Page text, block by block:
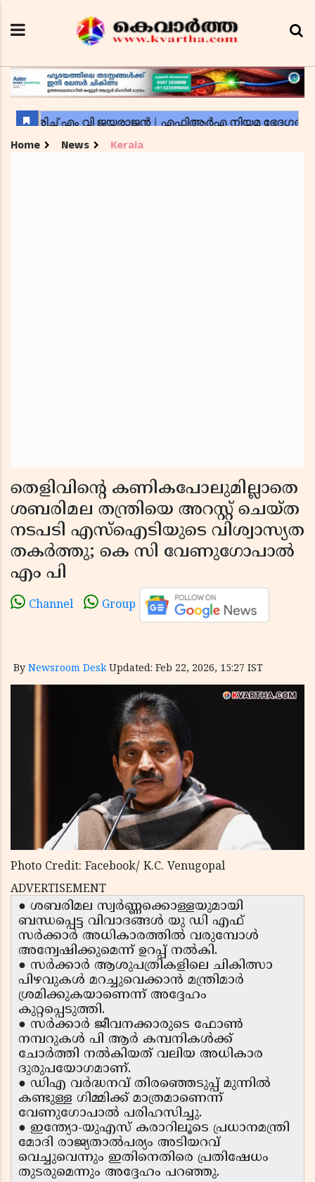
Home News Kerala
തെളിവിന്റെ കണികപോലുമില്ലാതെ
ശബരിമല തന്ത്രിയെ അറസ്റ്റ് ചെയ്ത
നടപടി എസ്‌ഐടിയുടെ വിശ്വാസ്യത
തകർത്തു; കെ സി വേണുഗോപാൽ
എം പി
Channel Group
By Newsroom Desk Updated: Feb 22, 2026, 15:27 IST
Photo Credit: Facebook/ K.C. Venugopal
ADVERTISEMENT
● ശബരിമല സ്വർണ്ണക്കൊള്ളയുമായി
ബന്ധപ്പെട്ട വിവാദങ്ങൾ യു ഡി എഫ്
സർക്കാർ അധികാരത്തിൽ വരുമ്പോൾ
അന്വേഷിക്കുമെന്ന് ഉറപ്പ് നൽകി.
● സർക്കാർ ആശുപത്രികളിലെ ചികിത്സാ
പിഴവുകൾ മറച്ചുവെക്കാൻ മന്ത്രിമാർ
ശ്രമിക്കുകയാണെന്ന് അദ്ദേഹം
കുറ്റപ്പെടുത്തി.
● സർക്കാർ ജീവനക്കാരുടെ ഫോൺ
നമ്പറുകൾ പി ആർ കമ്പനികൾക്ക്
ചോർത്തി നൽകിയത് വലിയ അധികാര
ദുരുപയോഗമാണ്.
● ഡിഎ വർദ്ധനവ് തിരഞ്ഞെടുപ്പ് മുന്നിൽ
കണ്ടുള്ള ഗിമ്മിക്ക് മാത്രമാണെന്ന്
വേണുഗോപാൽ പരിഹസിച്ചു.
● ഇന്ത്യോ-യുഎസ് കരാറിലൂടെ പ്രധാനമന്ത്രി
മോദി രാജ്യതാൽപര്യം അടിയറവ്
വെച്ചുവെന്നും ഇതിനെതിരെ പ്രതിഷേധം
തുടരുമെന്നും അദ്ദേഹം പറഞ്ഞു.